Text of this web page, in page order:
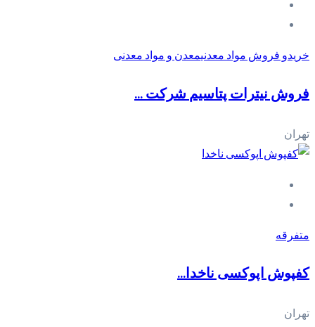
خریدو فروش مواد معدنیمعدن و مواد معدنی
فروش نیترات پتاسیم‎ شرکت ...
تهران
متفرقه
کفپوش اپوکسی ناخدا...
تهران